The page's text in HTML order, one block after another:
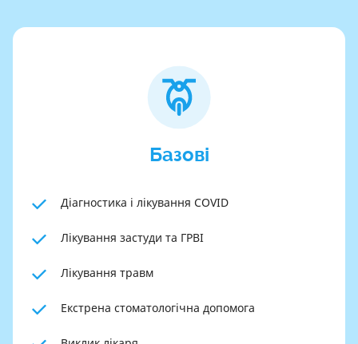
Базові
Діагностика і лікування COVID
Лікування застуди та ГРВІ
Лікування травм
Екстрена стоматологічна допомога